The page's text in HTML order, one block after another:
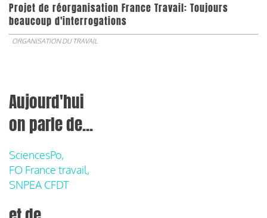
Projet de réorganisation France Travail: Toujours
beaucoup d'interrogations
ORGANISATION DU TRAVAIL
Aujourd'hui
on parle de...
SciencesPo,
FO France travail,
SNPEA CFDT